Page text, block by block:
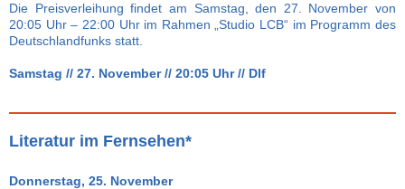
Die Preisverleihung findet am Samstag, den 27. November von
20:05 Uhr – 22:00 Uhr im Rahmen „Studio LCB“ im Programm des
Deutschlandfunks statt.
Samstag // 27. November // 20:05 Uhr // Dlf
Literatur im Fernsehen*
Donnerstag, 25. November